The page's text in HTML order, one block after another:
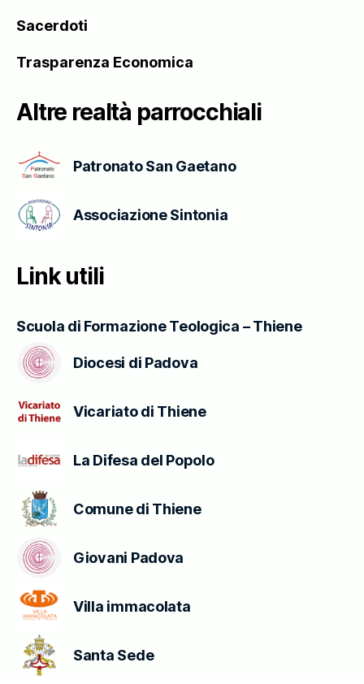
Sacerdoti
Trasparenza Economica
Altre realtà parrocchiali
Patronato San Gaetano
Associazione Sintonia
Link utili
Scuola di Formazione Teologica – Thiene
Diocesi di Padova
Vicariato di Thiene
La Difesa del Popolo
Comune di Thiene
Giovani Padova
Villa immacolata
Santa Sede